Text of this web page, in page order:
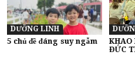
DƯỠNG LINH
5 chủ đề đáng suy ngẫm
KHAO
ĐỨC